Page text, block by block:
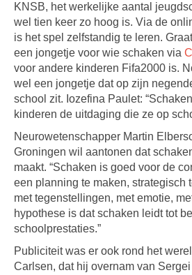
KNSB, het werkelijke aantal
wel tien keer zo hoog is. Via de
is het spel zelfstandig te leren.
een jongetje voor wie schaken via
voor andere kinderen Fifa2000 is.
wel een jongetje dat op zijn
school zit. Iozefina Paulet:
kinderen de uitdaging die ze op
Neurowetenschapper Martin
Groningen wil aantonen dat
maakt. “Schaken is goed voor de
een planning te maken, strategisch
met tegenstellingen, met emotie,
hypothese is dat schaken leidt tot
schoolprestaties.”
Publiciteit was er ook rond het
Carlsen, dat hij overnam van